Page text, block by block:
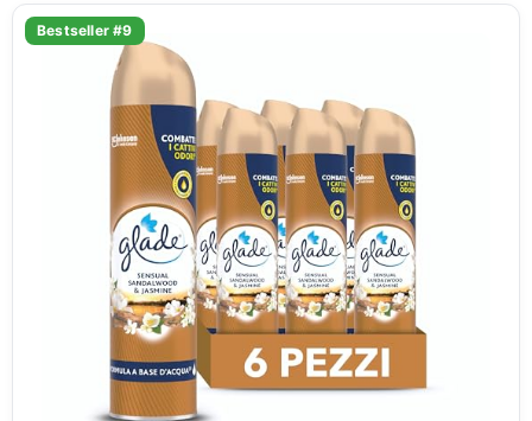
Bestseller #9